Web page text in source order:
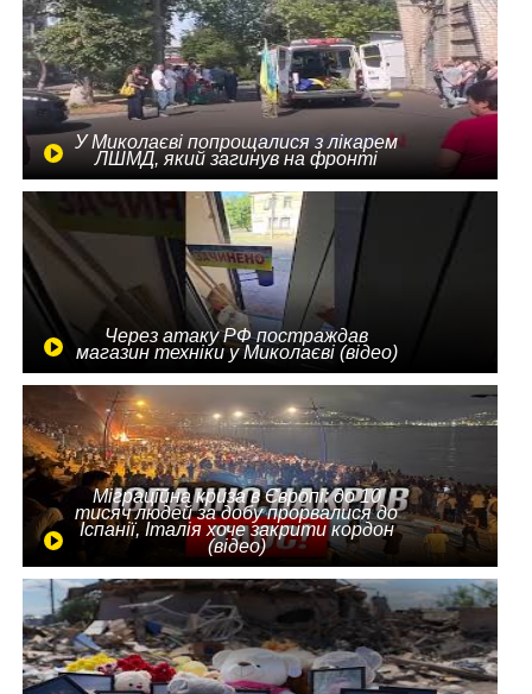
У Миколаєві попрощалися з лікарем
ЛШМД, який загинув на фронті
Через атаку РФ постраждав
магазин техніки у Миколаєві (відео)
Міграційна криза в Європі: до 10
тисяч людей за добу прорвалися до
Іспанії, Італія хоче закрити кордон
(відео)